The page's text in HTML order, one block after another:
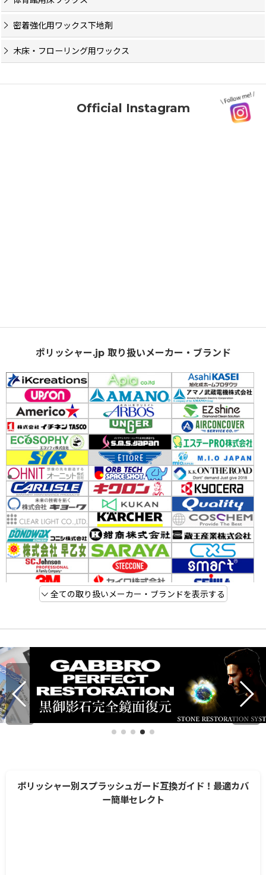
密着強化用ワックス下地剤
木床・フローリング用ワックス
Official Instagram
ポリッシャー.jp 取り扱いメーカー・ブランド
全ての取り扱いメーカー・ブランドを表示する